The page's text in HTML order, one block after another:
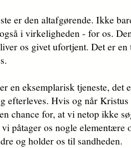
er den altafgørende. Ikke
i virkeligheden - for os.
os givet ufortjent. Det er
en eksemplarisk tjeneste, det
efterleves. Hvis og når
chance for, at vi netop ikke
påtager os nogle elementære
og holder os til sandheden.